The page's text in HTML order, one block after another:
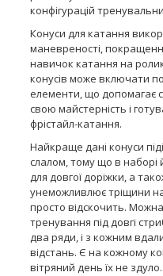
конфігурацій
Конуси для катання
маневреності,
навичок катання на
конусів може включати
елементи, що допомагає
свою майстерність і
фрістайл-катання.
Найкраще дані конуси
слалом, тому що в наборі
для довгої доріжки, а
унеможливлює тріщини на
просто відскочить.
тренування під довгі
два ряди, і з кожним
відстань. Є на кожному
вітряний день їх не здуло.